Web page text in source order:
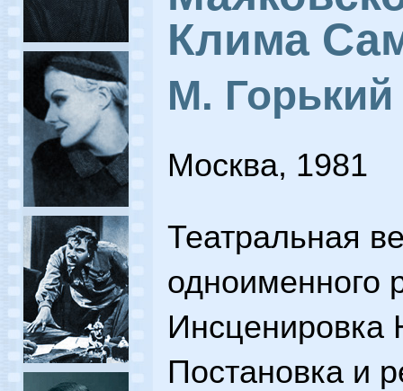
Клима
М. Горький
Москва, 1981
Театральная
одноименного
Постановка и